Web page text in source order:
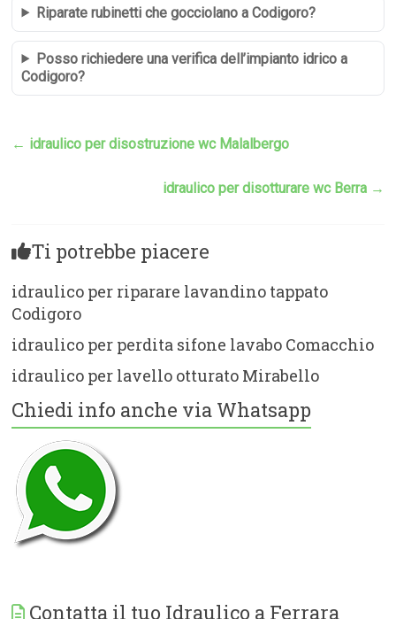
Riparate rubinetti che gocciolano a Codigoro?
Posso richiedere una verifica dell’impianto idrico a
Codigoro?
← idraulico per disostruzione wc Malalbergo
idraulico per disotturare wc Berra →
Ti potrebbe piacere
idraulico per riparare lavandino tappato
Codigoro
idraulico per perdita sifone lavabo Comacchio
idraulico per lavello otturato Mirabello
Chiedi info anche via Whatsapp
Contatta il tuo Idraulico a Ferrara